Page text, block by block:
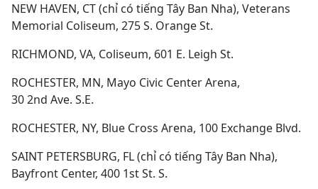
NEW HAVEN, CT (chỉ có tiếng Tây Ban Nha), Veterans
Memorial Coliseum, 275 S. Orange St.
RICHMOND, VA, Coliseum, 601 E. Leigh St.
ROCHESTER, MN, Mayo Civic Center Arena,
30 2nd Ave. S.E.
ROCHESTER, NY, Blue Cross Arena, 100 Exchange Blvd.
SAINT PETERSBURG, FL (chỉ có tiếng Tây Ban Nha),
Bayfront Center, 400 1st St. S.